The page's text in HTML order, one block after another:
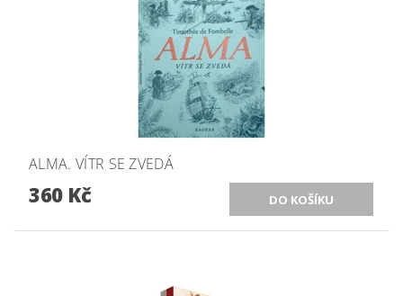
ALMA. VÍTR SE ZVEDÁ
360 Kč